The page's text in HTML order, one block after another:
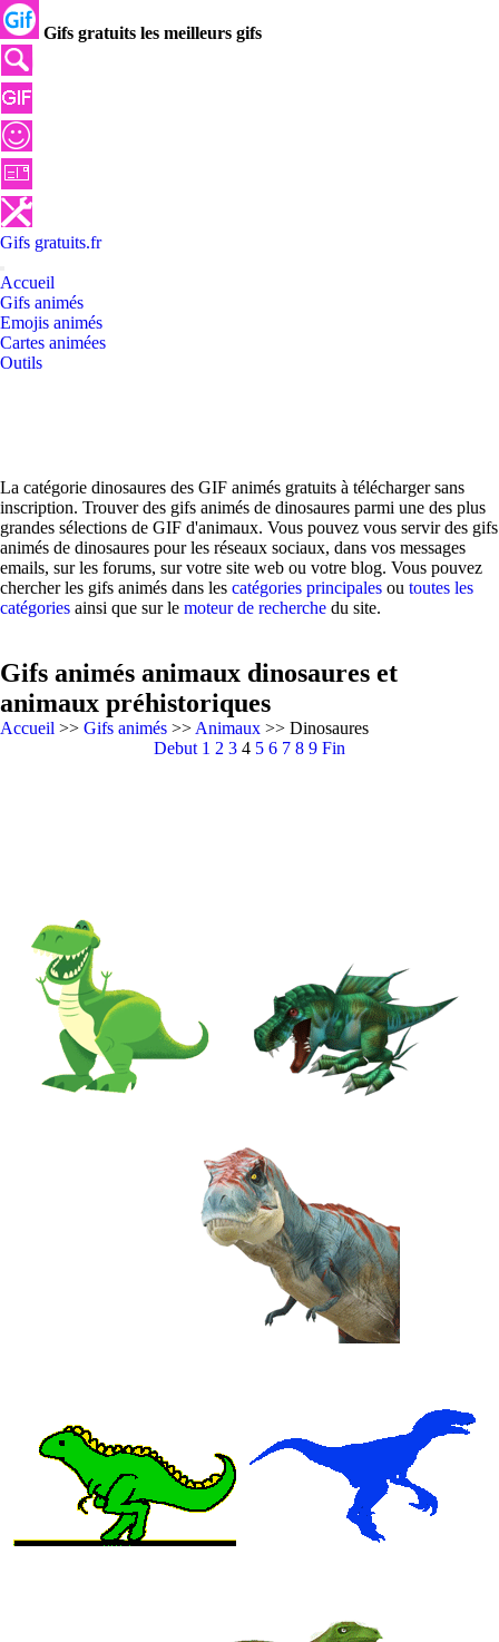
Gifs gratuits les meilleurs gifs
Gifs gratuits.fr
Accueil
Gifs animés
Emojis animés
Cartes animées
Outils
La catégorie dinosaures des GIF animés gratuits à télécharger sans
inscription. Trouver des gifs animés de dinosaures parmi une des plus
grandes sélections de GIF d'animaux. Vous pouvez vous servir des gifs
animés de dinosaures pour les réseaux sociaux, dans vos messages
emails, sur les forums, sur votre site web ou votre blog. Vous pouvez
chercher les gifs animés dans les catégories principales ou toutes les
catégories ainsi que sur le moteur de recherche du site.
Gifs animés animaux dinosaures et
animaux préhistoriques
Accueil >> Gifs animés >> Animaux >> Dinosaures
Debut 1 2 3 4 5 6 7 8 9 Fin